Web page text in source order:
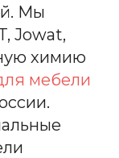
Мы
Jowat,
химию
мебели